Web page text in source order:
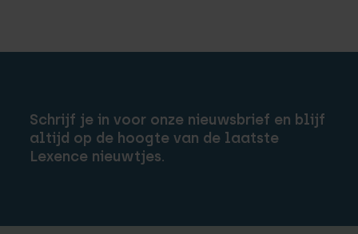
Schrijf je in voor onze nieuwsbrief en blijf
altijd op de hoogte van de laatste
Lexence nieuwtjes.